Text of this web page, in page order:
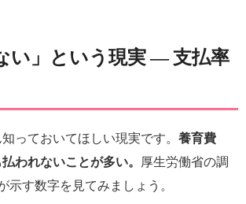
い」という現実 ― 支払率
っておいてほしい現実です。 養育費
われないことが多い。
厚生労働省の調
示す数字を見てみましょう。